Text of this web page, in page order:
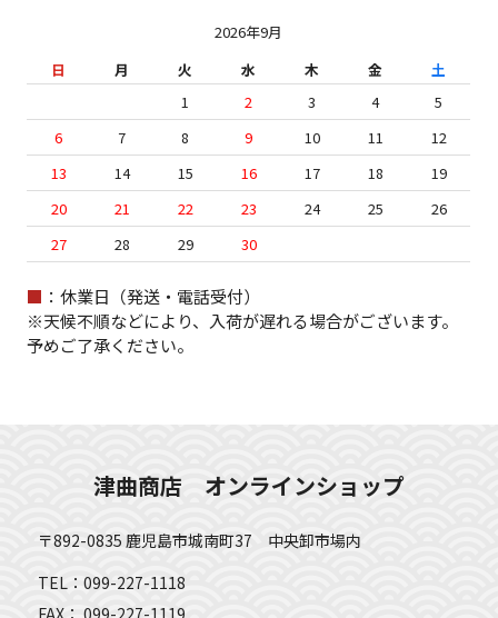
2026年9月
日
月 火 水 木 金
土
1
2 3 4
5
6
7 8 9 10 11
12
13
14 15 16 17 18
19
20
21 22 23 24 25
26
27
28 29 30
■ ：休業日（発送・電話受付）
※天候不順などにより、入荷が遅れる場合がございます。
予めご了承ください。
津曲商店 オンラインショップ
〒892-0835 鹿児島市城南町37 中央卸市場内
TEL：099-227-1118